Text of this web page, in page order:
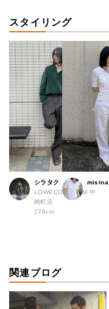
スタイリング
シラタク
LOWECO by JAM 中
崎町店
178cm
misina
関連ブログ